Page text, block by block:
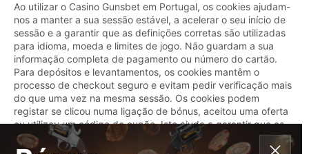
Ao utilizar o Casino Gunsbet em Portugal, os cookies ajudam-
nos a manter a sua sessão estável, a acelerar o seu início de
sessão e a garantir que as definições corretas são utilizadas
para idioma, moeda e limites de jogo. Não guardam a sua
informação completa de pagamento ou número do cartão.
Para depósitos e levantamentos, os cookies mantêm o
processo de checkout seguro e evitam pedir verificação mais
do que uma vez na mesma sessão. Os cookies podem
registar se clicou numa ligação de bónus, aceitou uma oferta
ou utilizou um código de cupão. Isto ajuda a garantir que os
termos corretos do bónus são aplicados no checkout. A
fraude pode ser evitada detetando inícios de sessão